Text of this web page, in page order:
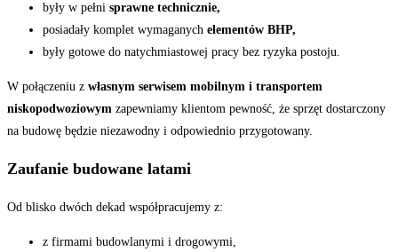
były w pełni sprawne technicznie,
posiadały komplet wymaganych elementów BHP,
były gotowe do natychmiastowej pracy bez ryzyka postoju.
W połączeniu z własnym serwisem mobilnym i transportem
niskopodwoziowym zapewniamy klientom pewność, że sprzęt dostarczony
na budowę będzie niezawodny i odpowiednio przygotowany.
Zaufanie budowane latami
Od blisko dwóch dekad współpracujemy z:
z firmami budowlanymi i drogowymi,